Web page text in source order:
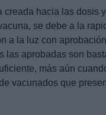
creada hacia las dosis
se debe a la
a la luz con
las aprobadas son
más aún
vacunados que